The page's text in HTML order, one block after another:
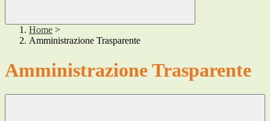
Home >
Amministrazione Trasparente
Amministrazione Trasparente